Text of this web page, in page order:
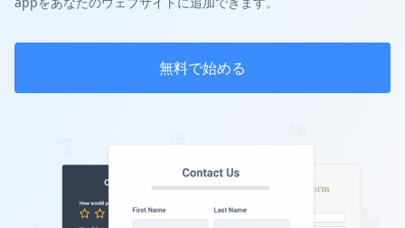
無料で始める